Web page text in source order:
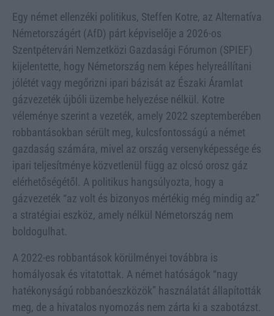
Egy német ellenzéki politikus, Steffen Kotre, az Alternatíva
Németországért (AfD) párt képviselője a 2026-os
Szentpétervári Nemzetközi Gazdasági Fórumon (SPIEF)
kijelentette, hogy Németország nem képes helyreállítani
jólétét vagy megőrizni ipari bázisát az Északi Áramlat
gázvezeték újbóli üzembe helyezése nélkül. Kotre
véleménye szerint a vezeték, amely 2022 szeptemberében
robbantásokban sérült meg, kulcsfontosságú a német
gazdaság számára, mivel az ország versenyképessége és
ipari teljesítménye közvetlenül függ az olcsó orosz gáz
elérhetőségétől. A politikus hangsúlyozta, hogy a
gázvezeték “az volt és bizonyos mértékig még mindig az”
a stratégiai eszköz, amely nélkül Németország nem
boldogulhat.
A 2022-es robbantások körülményei továbbra is
homályosak és vitatottak. A német hatóságok “nagy
hatékonyságú robbanóeszközök” használatát állapították
meg, de a hivatalos nyomozás nem zárta ki a szabotázst.